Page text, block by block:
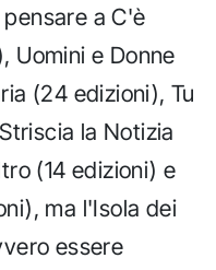
a C'è
Uomini e Donne
(24 edizioni), Tu
la Notizia
(14 edizioni) e
ma l'Isola dei
essere